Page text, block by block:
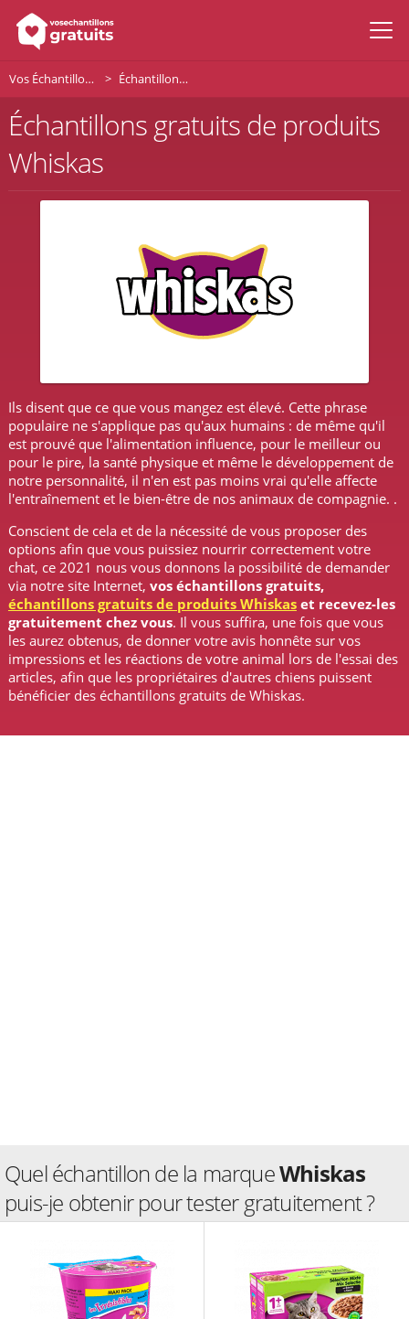
Vos Échantillons Gratuits Échantillons gratuits de Whiskas
Échantillons gratuits de produits
Whiskas
Ils disent que ce que vous mangez est élevé. Cette phrase
populaire ne s'applique pas qu'aux humains : de même qu'il
est prouvé que l'alimentation influence, pour le meilleur ou
pour le pire, la santé physique et même le développement de
notre personnalité, il n'en est pas moins vrai qu'elle affecte
l'entraînement et le bien-être de nos animaux de compagnie. .
Conscient de cela et de la nécessité de vous proposer des
options afin que vous puissiez nourrir correctement votre
chat, ce 2021 nous vous donnons la possibilité de demander
via notre site Internet, vos échantillons gratuits,
échantillons gratuits de produits Whiskaset recevez-les
gratuitement chez vous. Il vous suffira, une fois que vous
les aurez obtenus, de donner votre avis honnête sur vos
impressions et les réactions de votre animal lors de l'essai des
articles, afin que les propriétaires d'autres chiens puissent
bénéficier des échantillons gratuits de Whiskas.
Quel échantillon de la marqueWhiskas
puis-je obtenir pour tester gratuitement ?